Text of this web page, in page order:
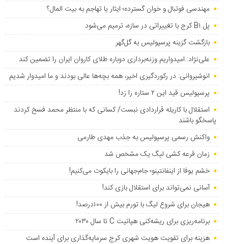
مهندسی فوتبال و خوان گسترده؛ ایثار یا تهاجم به بیت المال؟
پل B۱ کرج با تغییراتی در سازه، ترمیم می‌شود
بازگشت گزینه پرسپولیس به ‌گل‌گهر
علی‌نژاد: امیدواریم وزنه‌برداری دوباره طلای کاروان ایران را تضمین کند
انوشیروانی: در رکوردگیری اخیر، همه بچه‌ها عالی بودند و ما امیدوار شدیم
پرسپولیس قید این ۲ ستاره را زد!
استقلال با کاریله قراردادی نبست/ کسانی که با منتظر محمد فسخ کردند
پاسخگو باشند
واکنش رسمی پرسپولیس به جذب مهدی طارمی
زمان قرعه کشی لیگ یک مشخص شد
خشم یوفا از اینفانتینو؛ جام‌جهانی را بایکوت می‌کنیم!
آسانی نمی‌تواند برای استقلال بازی کند!
هیجان برای شروع لیگ با تورم بیش از ۱۰۰درصد!
برنامه‌ریزی برای ریشه‌کنی هپاتیت C تا سال ۲۰۳۰
هزینه برای تقویت هویت شهری کرج سرمایه‌گذاری برای آینده است